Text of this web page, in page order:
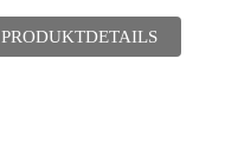
PRODUKTDETAILS